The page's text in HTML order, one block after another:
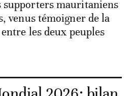
composée des membres
très présente à
mauritaniens
venus témoigner de la